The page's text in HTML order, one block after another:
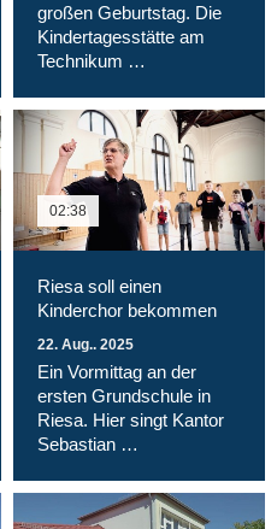
großen Geburtstag. Die
Kindertagesstätte am
Technikum …
02:38
Riesa soll einen
Kinderchor bekommen
22. Aug.. 2025
Ein Vormittag an der
ersten Grundschule in
Riesa. Hier singt Kantor
Sebastian …